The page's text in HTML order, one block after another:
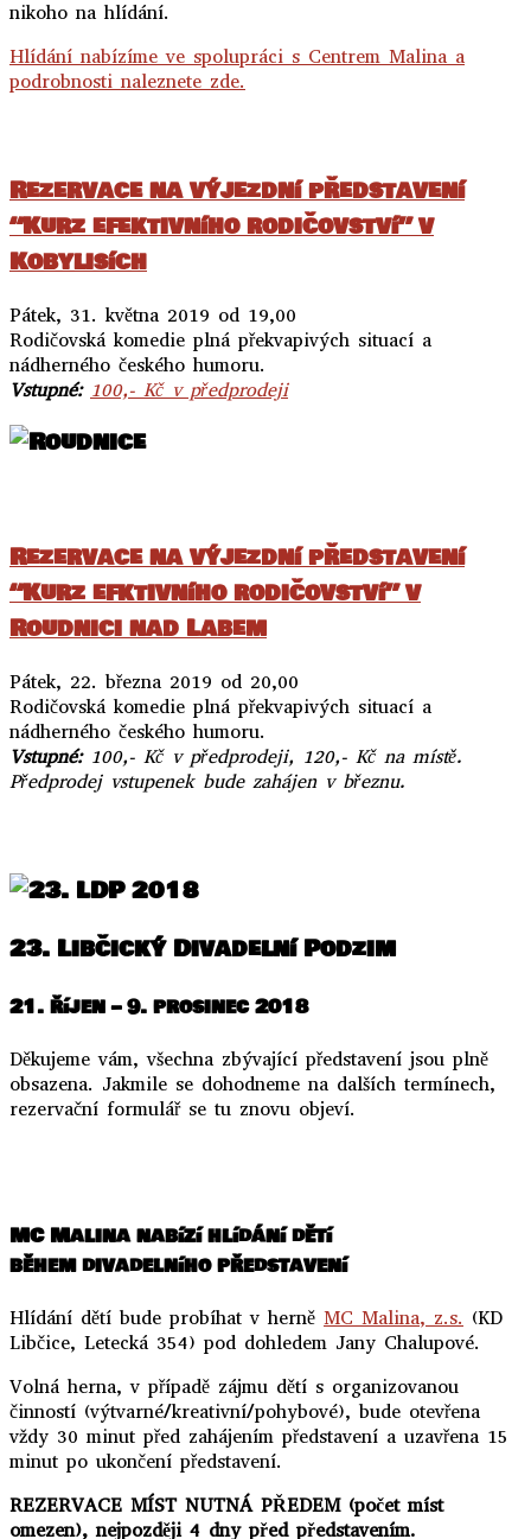
nikoho na hlídání.
Hlídání nabízíme ve spolupráci s Centrem Malina a
podrobnosti naleznete zde.
Rezervace na výjezdní představení
“Kurz efektivního rodičovství” v
Kobylisích
Pátek, 31. května 2019 od 19,00
Rodičovská komedie plná překvapivých situací a
nádherného českého humoru.
Vstupné: 100,- Kč v předprodeji
Rezervacena výjezdní představení
“Kurz efktivního rodičovství” v
Roudnici nad Labem
Pátek, 22. března 2019 od 20,00
Rodičovská komedie plná překvapivých situací a
nádherného českého humoru.
Vstupné: 100,- Kč v předprodeji, 120,- Kč na místě.
Předprodej vstupenek bude zahájen v březnu.
23. Libčický Divadelní Podzim
21. říjen – 9. prosinec 2018
Děkujeme vám, všechna zbývající představení jsou plně
obsazena. Jakmile se dohodneme na dalších termínech,
rezervační formulář se tu znovu objeví.
MC Malina nabízí hlídání dětí
během divadelního představení
Hlídání dětí bude probíhat v herně MC Malina, z.s. (KD
Libčice, Letecká 354) pod dohledem Jany Chalupové.
Volná herna, v případě zájmu dětí s organizovanou
činností (výtvarné/kreativní/pohybové), bude otevřena
vždy 30 minut před zahájením představení a uzavřena 15
minut po ukončení představení.
REZERVACE MÍST NUTNÁ PŘEDEM (počet míst
omezen), nejpozději 4 dny před představením.